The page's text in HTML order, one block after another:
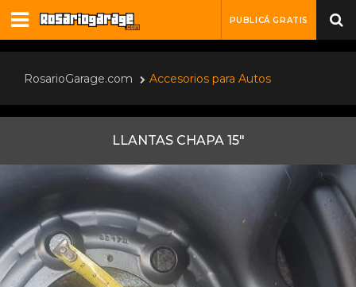
PUBLICÁ GRATIS
RosarioGarage.com Accesorios para Autos
LLANTAS CHAPA 15"